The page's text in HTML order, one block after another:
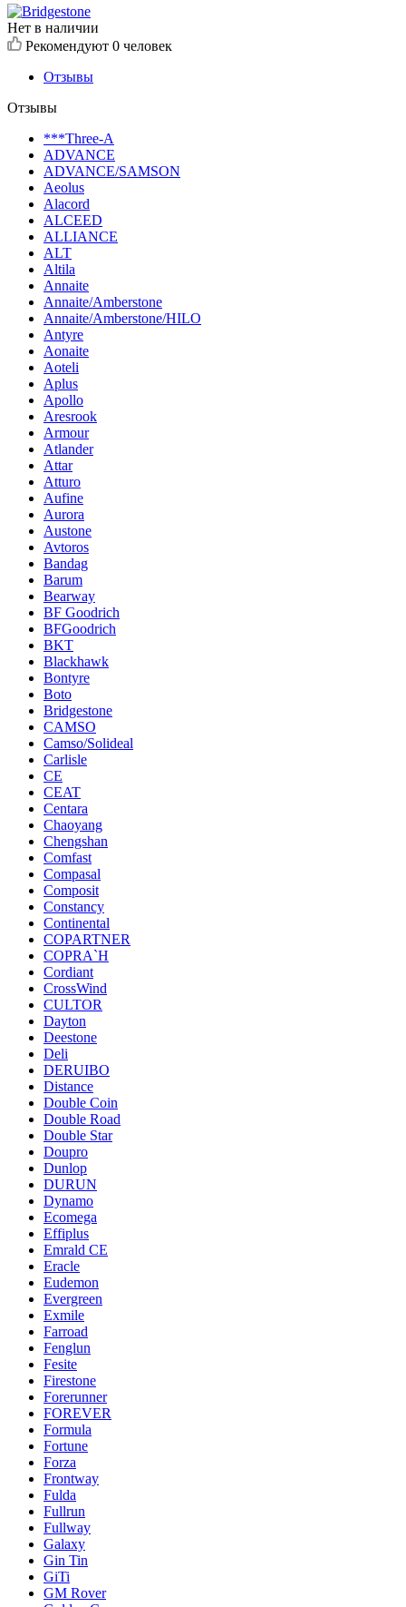
Нет в наличии
Рекомендуют 0 человек
Отзывы
Отзывы
***Three-A
ADVANCE
ADVANCE/SAMSON
Aeolus
Alacord
ALCEED
ALLIANCE
ALT
Altila
Annaite
Annaite/Amberstone
Annaite/Amberstone/HILO
Antyre
Aonaite
Aoteli
Aplus
Apollo
Aresrook
Armour
Atlander
Attar
Atturo
Aufine
Aurora
Austone
Avtoros
Bandag
Barum
Bearway
BF Goodrich
BFGoodrich
BKT
Blackhawk
Bontyre
Boto
Bridgestone
CAMSO
Camso/Solideal
Carlisle
CE
CEAT
Centara
Chaoyang
Chengshan
Comfast
Compasal
Composit
Constancy
Continental
COPARTNER
COPRA`H
Cordiant
CrossWind
CULTOR
Dayton
Deestone
Deli
DERUIBO
Distance
Double Coin
Double Road
Double Star
Doupro
Dunlop
DURUN
Dynamo
Ecomega
Effiplus
Emrald СЕ
Eracle
Eudemon
Evergreen
Exmile
Farroad
Fenglun
Fesite
Firestone
Forerunner
FOREVER
Formula
Fortune
Forza
Frontway
Fulda
Fullrun
Fullway
Galaxy
Gin Tin
GiTi
GM Rover